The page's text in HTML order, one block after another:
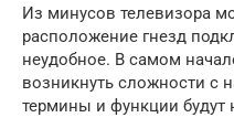
Из минусов телевизора
расположение гнезд
неудобное. В самом
возникнуть сложности с
термины и функции будут